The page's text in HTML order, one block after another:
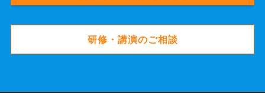
研修・講演のご相談